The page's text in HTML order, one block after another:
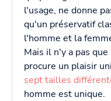
l'usage, ne donne
qu'un préservatif
l'homme et la
Mais il n'y a pas
procure un plaisir
sept tailles
homme est unique.